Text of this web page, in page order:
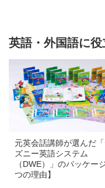
英語・外国語に
元英会話講師が選んだ「
ズニー英語システム
（DWE）」のパッケー
つの理由】